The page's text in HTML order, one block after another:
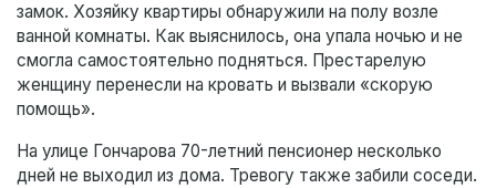
замок. Хозяйку квартиры обнаружили на полу возле
ванной комнаты. Как выяснилось, она упала ночью и не
смогла самостоятельно подняться. Престарелую
женщину перенесли на кровать и вызвали «скорую
помощь».
На улице Гончарова 70-летний пенсионер несколько
дней не выходил из дома. Тревогу также забили соседи.